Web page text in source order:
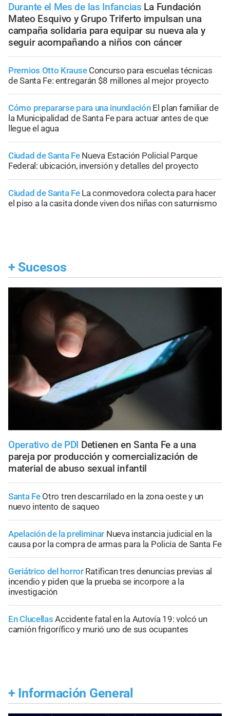
Durante el Mes de las Infancias La Fundación
Mateo Esquivo y Grupo Triferto impulsan una
campaña solidaria para equipar su nueva ala y
seguir acompañando a niños con cáncer
Premios Otto Krause Concurso para escuelas técnicas
de Santa Fe: entregarán $8 millones al mejor proyecto
Cómo prepararse para una inundación El plan familiar de
la Municipalidad de Santa Fe para actuar antes de que
llegue el agua
Ciudad de Santa Fe Nueva Estación Policial Parque
Federal: ubicación, inversión y detalles del proyecto
Ciudad de Santa Fe La conmovedora colecta para hacer
el piso a la casita donde viven dos niñas con saturnismo
+ Sucesos
Operativo de PDI Detienen en Santa Fe a una
pareja por producción y comercialización de
material de abuso sexual infantil
Santa Fe Otro tren descarrilado en la zona oeste y un
nuevo intento de saqueo
Apelación de la preliminar Nueva instancia judicial en la
causa por la compra de armas para la Policía de Santa Fe
Geriátrico del horror Ratifican tres denuncias previas al
incendio y piden que la prueba se incorpore a la
investigación
En Clucellas Accidente fatal en la Autovía 19: volcó un
camión frigorífico y murió uno de sus ocupantes
+ Información General